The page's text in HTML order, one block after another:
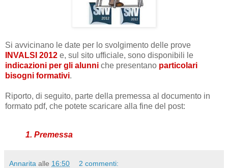
Si avvicinano le date per lo svolgimento delle prove
INVALSI 2012 e, sul sito ufficiale, sono disponibili le
indicazioni per gli alunni che presentano particolari
bisogni formativi.
Riporto, di seguito, parte della premessa al documento in
formato pdf, che potete scaricare alla fine del post:
1. Premessa
Annarita alle 16:50 2 commenti: